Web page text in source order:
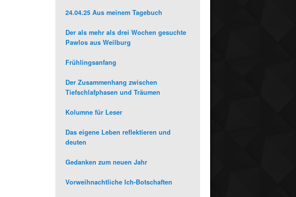
24.04.25 Aus meinem Tagebuch
Der als mehr als drei Wochen gesuchte
Pawlos aus Weilburg
Frühlingsanfang
Der Zusammenhang zwischen
Tiefschlafphasen und Träumen
Kolumne für Leser
Das eigene Leben reflektieren und
deuten
Gedanken zum neuen Jahr
Vorweihnachtliche Ich-Botschaften